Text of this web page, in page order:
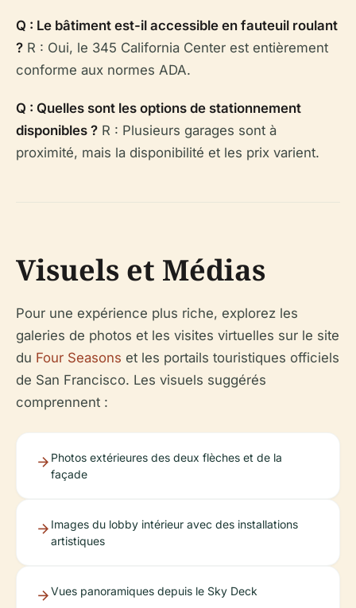
Q : Le bâtiment est-il accessible en fauteuil roulant
? R : Oui, le 345 California Center est entièrement
conforme aux normes ADA.
Q : Quelles sont les options de stationnement
disponibles ? R : Plusieurs garages sont à
proximité, mais la disponibilité et les prix varient.
Visuels et Médias
Pour une expérience plus riche, explorez les
galeries de photos et les visites virtuelles sur le site
du Four Seasons et les portails touristiques officiels
de San Francisco. Les visuels suggérés
comprennent :
Photos extérieures des deux flèches et de la
façade
Images du lobby intérieur avec des installations
artistiques
Vues panoramiques depuis le Sky Deck